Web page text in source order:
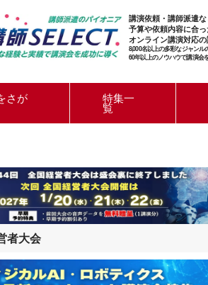
講演依頼・講師派遣
予算や依頼内容に合
オンライン講演対応
8,000名以上の多彩なジャンル
60年以上のノウハウで講演会
さが 特集一
覧
者大会